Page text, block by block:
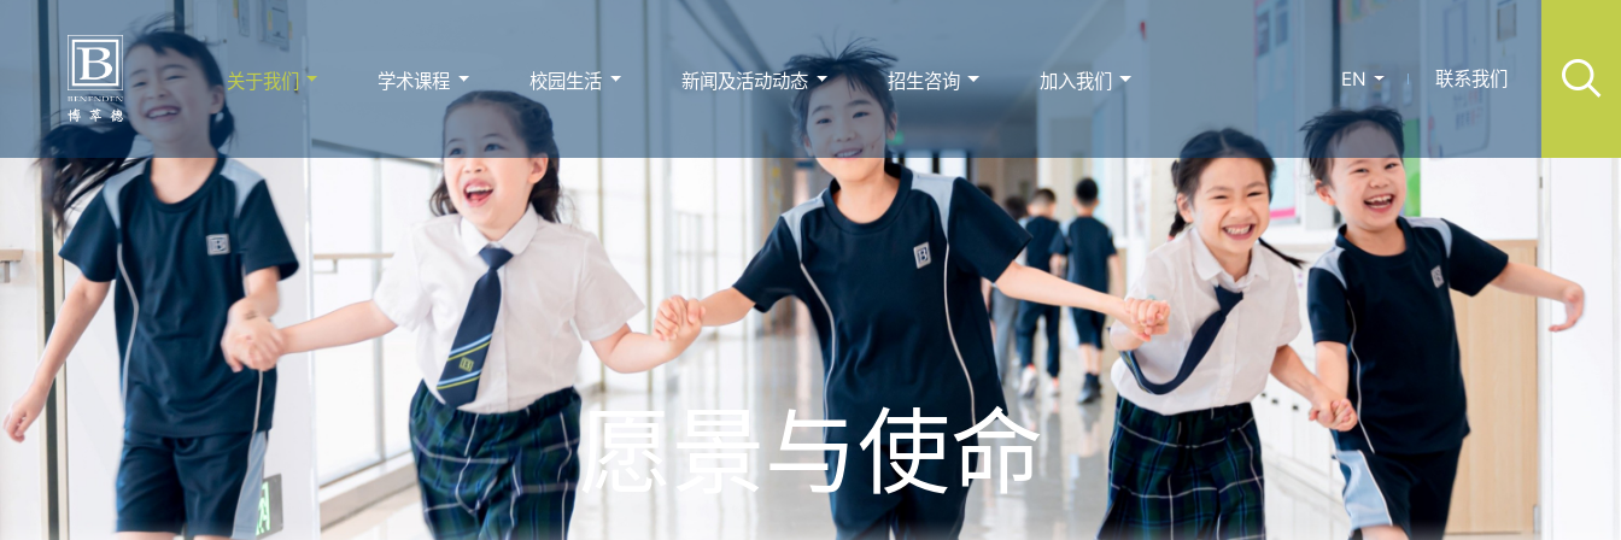
关于我们 学术课程 校园生活 新闻及活动动态 招生咨询 加入我们 EN 联系我们
愿景与使命